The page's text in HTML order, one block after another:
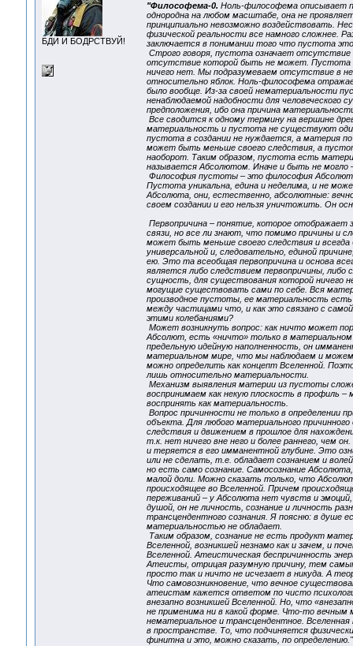
БДИ И БОДРСТВУЙ!
"Философема-0. Ноль-философема описывает
однородна на любом масштабе, она не
принципиально невозможно воздействовать.
физической реальности все намного сложнее.
заключается в понимании того что пустота
Строго говоря, пустота означает отсутствие
отсутствие которой быть не может. Пустота
ничего нет. Мы подразумеваем отсутствие в
относительно яблок. Ноль-философема
было вообще. Из-за своей нематериальности
ненаблюдаемой надобности для человеческого
предположения, ибо она причина
Все сводится к одному термину на вершине
материальность и пустота не существуют
пустота в создании не нуждается, а материя
может быть меньше своего следствия, а
наоборот. Таким образом, пустота есть
называется Абсолютом. Иначе и быть не могло –
Философия пустоты – это философия
Пустота уникальна, едина и неделима, и не
Абсолюта, они, естественно, абсолютные:
своем создании и его нельзя уничтожить. Он
Первопричина – понятие, которое отображает
связи, но все ли знают, что помимо причины и
может быть меньше своего следствия и всегда
универсальной и, следовательно, единой
ею. Это та всеобщая первопричина и основа
является либо следствием первопричины, либо
сущность, для существования которой ничего
могущие существовать сами по себе. Вся
производное пустоты, ее материальность
между частицами что, и как это связано с
этими колебаниями?
Может возникнуть вопрос: как ничто может
Абсолют, есть «ничто» только в
предельную идейную наполненность, он
материальном мире, что мы наблюдаем и
можно определить как концепт Вселенной.
лишь относительно материальности.
Механизм выявления материи из пустоты
воспринимаем как некую плоскость в профиль
воспринять как материальность.
Вопрос причинности не только в определении
объекта. Для любого материального
следствия и движением в прошлое для
т.к. нет ничего вне него и более раннего, чем
и теряется в его имманентной глубине. Это
или не сделать, т.е. обладает сознанием и
но есть само сознание. Самосознание
малой доли. Можно сказать только, что
происходящее во Вселенной. Причем
переживаний – у Абсолюта нет чувств и
душой, он не личность, сознание и личность
трансцендентного сознания. Я поясню: в душе
материальностью не обладает.
Таким образом, сознание не есть продукт
Вселенной, возникшей незнамо как и зачем, и
Вселенной. Атеистическая беспричинность
Атеисты, отрицая разумную причину, тем
просто так и ничто не исчезает в никуда. А
Что самовозникновение, что вечное
атеистам кажется ответом по чисто
внезапно возникшей Вселенной. Но, что
не применима ни в какой форме. Что-то вечным
нематериальное и трансцендентное. Вселенная
в пространстве. То, что подчиняется
финитна и это, можно сказать, по определению."